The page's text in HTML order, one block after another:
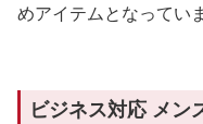
めアイテムとなっていま
ビジネス対応 メン